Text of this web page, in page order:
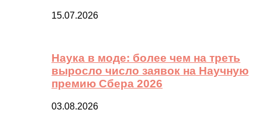
15.07.2026
Наука в моде: более чем на треть
выросло число заявок на Научную
премию Сбера 2026
03.08.2026